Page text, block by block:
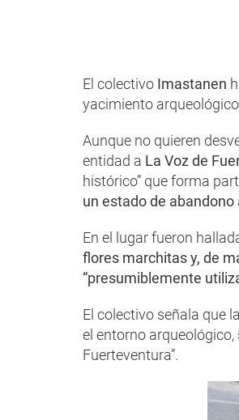
El colectivo Imastanen
yacimiento
Aunque no quieren
entidad a La Voz de
histórico” que forma
un estado de
En el lugar fueron
flores marchitas y, de
“presumiblemente
El colectivo señala que
el entorno
Fuerteventura”.